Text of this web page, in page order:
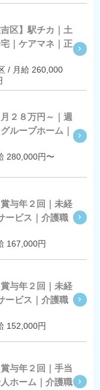
吉区】駅チカ｜土
｜ケアマネ｜正
/ 月給 260,000
２８万円～｜週
ループホーム｜
280,000円〜
賞与年２回｜未経
ービス｜介護職
167,000円
賞与年２回｜未経
ービス｜介護職
152,000円
賞与年２回｜手当
ホーム｜介護職